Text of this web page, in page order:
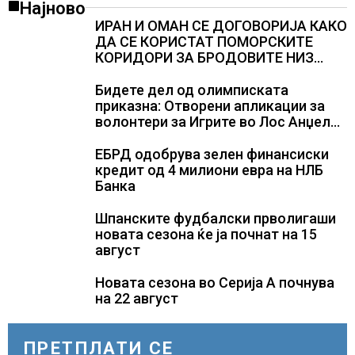
Најново
ИРАН И ОМАН СЕ ДОГОВОРИЈА КАКО
ДА СЕ КОРИСТАТ ПОМОРСКИТЕ
КОРИДОРИ ЗА БРОДОВИТЕ НИЗ
Бидете дел од олимписката
приказна: Отворени апликации за
волонтери за Игрите во Лос Анџелес
ЕБРД одобрува зелен финансиски
кредит од 4 милиони евра на НЛБ
Банка
Шпанските фудбалски прволигаши
новата сезона ќе ја почнат на 15
август
Новата сезона во Серија А почнува
на 22 август
ПРЕТПЛАТИ СЕ